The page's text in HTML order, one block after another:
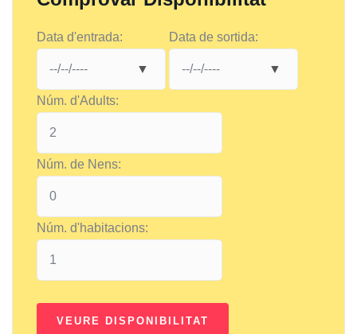
Data d'entrada: Data de sortida:
Núm. d'Adults:
Núm. de Nens:
Núm. d'habitacions: